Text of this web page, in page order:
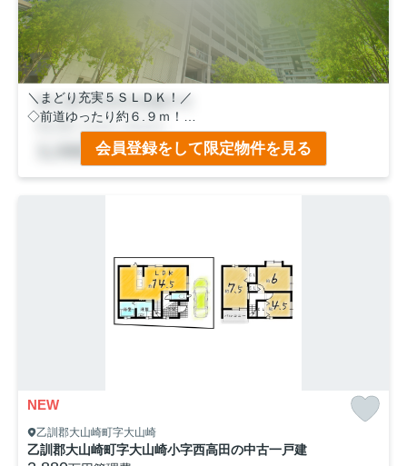
＼まどり充実５ＳＬＤＫ！／
◇前道ゆったり約６.９ｍ！
◇駐車２台可！(車種により変動あり)
◇建替え用地としてもご検討いただけます！
会員登録をして限定物件を見る
NEW
乙訓郡大山崎町字大山崎
乙訓郡大山崎町字大山崎小字西高田の中古一戸建